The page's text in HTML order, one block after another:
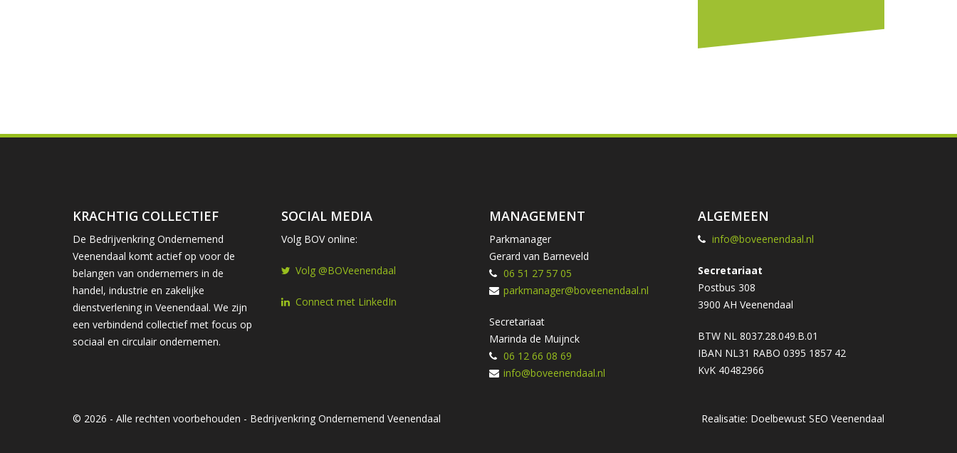
KRACHTIG COLLECTIEF
De Bedrijvenkring Ondernemend
Veenendaal komt actief op voor de
belangen van ondernemers in de
handel, industrie en zakelijke
dienstverlening in Veenendaal. We zijn
een verbindend collectief met focus op
sociaal en circulair ondernemen.
SOCIAL MEDIA
Volg BOV online:
Volg @BOVeenendaal
Connect met LinkedIn
MANAGEMENT
Parkmanager
Gerard van Barneveld
06 51 27 57 05
parkmanager@boveenendaal.nl
Secretariaat
Marinda de Muijnck
06 12 66 08 69
info@boveenendaal.nl
ALGEMEEN
info@boveenendaal.nl
Secretariaat
Postbus 308
3900 AH Veenendaal
BTW NL 8037.28.049.B.01
IBAN NL31 RABO 0395 1857 42
KvK 40482966
© 2026 - Alle rechten voorbehouden - Bedrijvenkring Ondernemend Veenendaal Realisatie: Doelbewust SEO Veenendaal